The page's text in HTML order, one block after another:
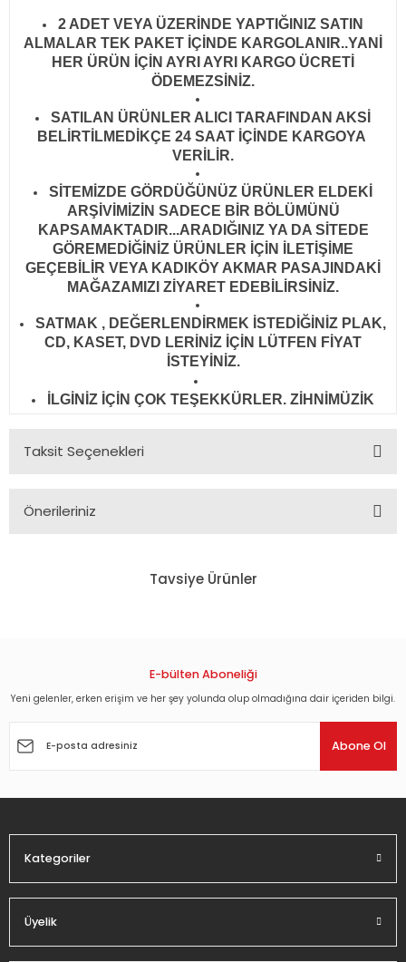
2 ADET VEYA ÜZERİNDE YAPTIĞINIZ SATIN
ALMALAR TEK PAKET İÇİNDE KARGOLANIR..YANİ
HER ÜRÜN İÇİN AYRI AYRI KARGO ÜCRETİ
ÖDEMEZSİNİZ.
SATILAN ÜRÜNLER ALICI TARAFINDAN AKSİ
BELİRTİLMEDİKÇE 24 SAAT İÇİNDE KARGOYA
VERİLİR.
SİTEMİZDE GÖRDÜĞÜNÜZ ÜRÜNLER ELDEKİ
ARŞİVİMİZİN SADECE BİR BÖLÜMÜNÜ
KAPSAMAKTADIR...ARADIĞINIZ YA DA SİTEDE
GÖREMEDİĞİNİZ ÜRÜNLER İÇİN İLETİŞİME
GEÇEBİLİR VEYA KADIKÖY AKMAR PASAJINDAKİ
MAĞAZAMIZI ZİYARET EDEBİLİRSİNİZ.
SATMAK , DEĞERLENDİRMEK İSTEDİĞİNİZ PLAK,
CD, KASET, DVD LERİNİZ İÇİN LÜTFEN FİYAT
İSTEYİNİZ.
İLGİNİZ İÇİN ÇOK TEŞEKKÜRLER. ZİHNİMÜZİK
Taksit Seçenekleri
Önerileriniz
kullanarak tarafımıza iletebilirsiniz.
Ürün açıklamasında eksik bilgiler bulunuyor.
Ürün bilgilerinde hatalar bulunuyor.
Bu ürüne benzer farklı alternatifler olmalı.
Tavsiye Ürünler
1.680,00 TL
E-bülten Aboneliği
Yeni gelenler, erken erişim ve her şey yolunda olup olmadığına dair içeriden bilgi.
Abone Ol
Kategoriler
Üyelik